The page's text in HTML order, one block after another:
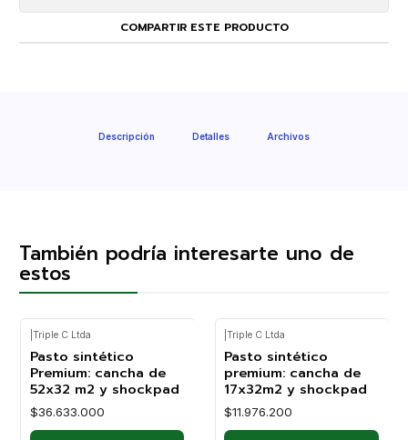
COMPARTIR ESTE PRODUCTO
Descripción Detalles Archivos
También podría interesarte uno de
estos
Triple C Ltda
Pasto sintético
Premium: cancha de
52x32 m2 y shockpad
$36.633.000
Triple C Ltda
Pasto sintético
premium: cancha de
17x32m2 y shockpad
$11.976.200